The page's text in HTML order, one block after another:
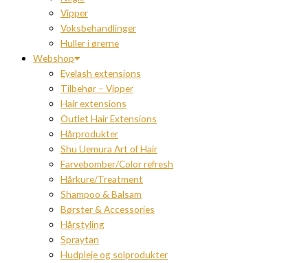
Vipper
Voksbehandlinger
Huller i ørerne
Webshop
Eyelash extensions
Tilbehør – Vipper
Hair extensions
Outlet Hair Extensions
Hårprodukter
Shu Uemura Art of Hair
Farvebomber/Color refresh
Hårkure/Treatment
Shampoo & Balsam
Børster & Accessories
Hårstyling
Spraytan
Hudpleje og solprodukter